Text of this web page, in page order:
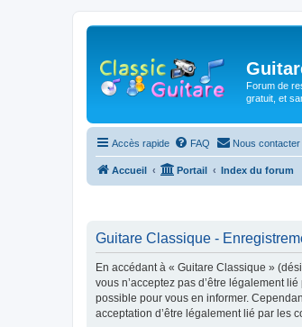
Forum de
gratuit, et
Accès rapide FAQ Nous contacter
Accueil Portail Index du forum
Guitare Classique -
En accédant à « Guitare Classique »
vous n’acceptez pas d’être légalement
possible pour vous en informer.
acceptation d’être légalement lié par les